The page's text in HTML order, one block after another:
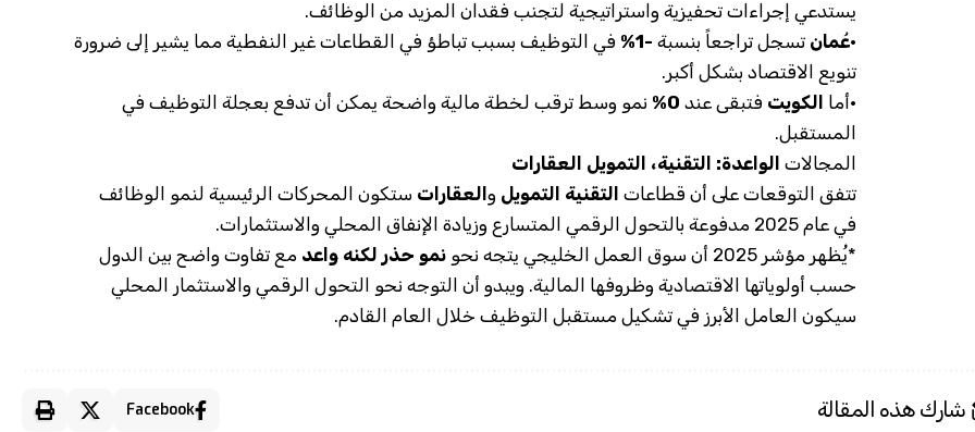
يستدعي إجراءات تحفيزية واستراتيجية لتجنب فقدان المزيد من الوظائف.
•عُمان تسجل تراجعاً بنسبة -1%
في التوظيف بسبب تباطؤ في القطاعات غير النفطية مما يشير إلى ضرورة
تنويع الاقتصاد بشكل أكبر.
•أما الكويت فتبقى عند 0%
نمو وسط ترقب لخطة مالية واضحة يمكن أن تدفع بعجلة التوظيف في
المستقبل.
المجالات الواعدة: التقنية، التمويل العقارات
تتفق التوقعات على أن قطاعات التقنية التمويل والعقارات ستكون المحركات الرئيسية لنمو الوظائف
في عام 2025 مدفوعة بالتحول الرقمي المتسارع وزيادة الإنفاق المحلي والاستثمارات.
*يُظهر مؤشر 2025 أن سوق العمل الخليجي يتجه نحو
نمو حذر لكنه واعد مع تفاوت واضح بين الدول
حسب أولوياتها الاقتصادية وظروفها المالية. ويبدو أن التوجه نحو التحول الرقمي والاستثمار المحلي
سيكون العامل الأبرز في تشكيل مستقبل التوظيف خلال العام القادم.
شارك هذه المقالة Facebook